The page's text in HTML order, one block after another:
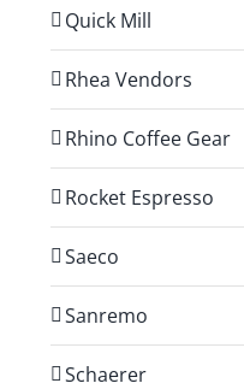
Quick Mill
Rhea Vendors
Rhino Coffee Gear
Rocket Espresso
Saeco
Sanremo
Schaerer